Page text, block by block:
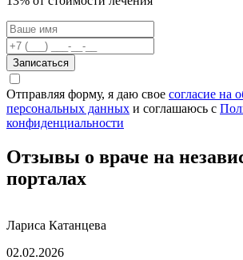
Записаться
Отправляя форму, я даю свое согласие на
персональных данных и соглашаюсь c
конфиденциальности
Отзывы о враче на
порталах
Лариса Катанцева
02.02.2026